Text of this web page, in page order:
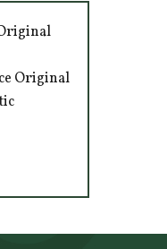
Original